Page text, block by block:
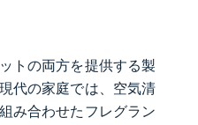
トの両方を提供する製
代の家庭では、空気清
み合わせたフレグラン